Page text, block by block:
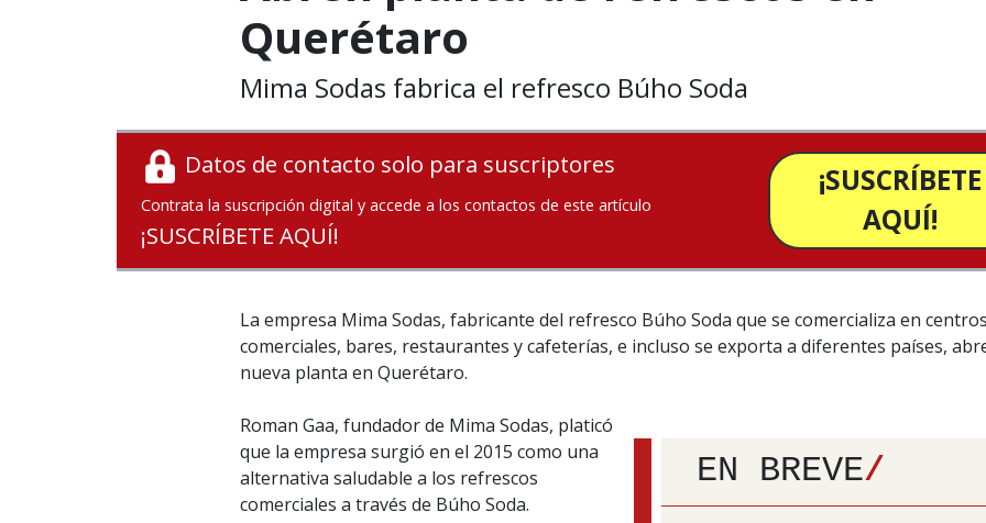
Querétaro
Mima Sodas fabrica el refresco Búho Soda
Datos de contacto solo para suscriptores
Contrata la suscripción digital y accede a los contactos de este artículo
¡SUSCRÍBETE AQUÍ!
¡SUSCRÍBETE
AQUÍ!
La empresa Mima Sodas, fabricante del refresco Búho Soda que se comercializa en
comerciales, bares, restaurantes y cafeterías, e incluso se exporta a diferentes países,
nueva planta en Querétaro.
EN BREVE/
Roman Gaa, fundador de Mima Sodas, platicó
que la empresa surgió en el 2015 como una
alternativa saludable a los refrescos
comerciales a través de Búho Soda.